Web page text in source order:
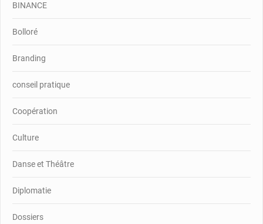
BINANCE
Bolloré
Branding
conseil pratique
Coopération
Culture
Danse et Théâtre
Diplomatie
Dossiers